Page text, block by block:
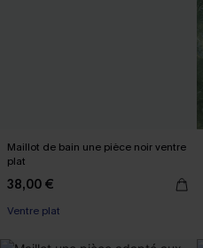
Maillot de bain une pièce noir ventre
plat
38,00 €
Ventre plat